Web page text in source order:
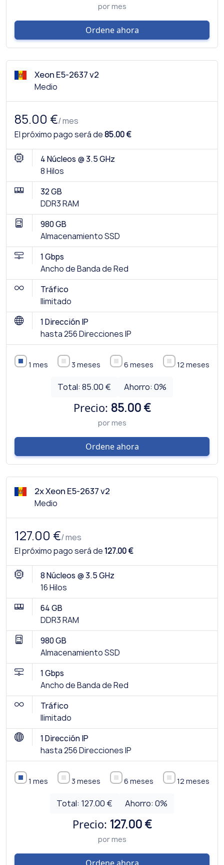
por mes
Ordene ahora
Xeon E5-2637 v2
Medio
85.00 €/ mes
El próximo pago será de85.00 €
4 Núcleos @ 3.5 GHz
8 Hilos
32 GB
DDR3 RAM
980 GB
Almacenamiento SSD
1 Gbps
Ancho de Banda de Red
Tráfico
Ilimitado
1 Dirección IP
hasta 256 Direcciones IP
1 mes 3 meses 6 meses 12 meses
Total:85.00 € Ahorro: 0%
Precio: 85.00 €
por mes
Ordene ahora
2x Xeon E5-2637 v2
Medio
127.00 €/ mes
El próximo pago será de127.00 €
8 Núcleos @ 3.5 GHz
16 Hilos
64 GB
DDR3 RAM
980 GB
Almacenamiento SSD
1 Gbps
Ancho de Banda de Red
Tráfico
Ilimitado
1 Dirección IP
hasta 256 Direcciones IP
1 mes 3 meses 6 meses 12 meses
Total: 127.00 € Ahorro:0%
Precio: 127.00 €
por mes